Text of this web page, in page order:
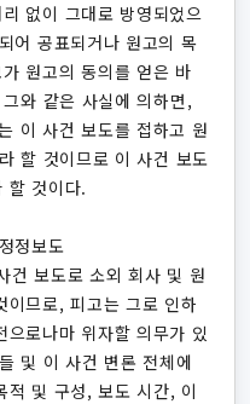
없이 그대로 방영되었으
어 공표되거나 원고의 목
원고의 동의를 얻은 바
와 같은 사실에 의하면,
이 사건 보도를 접하고 원
할 것이므로 이 사건 보도
할 것이다.
정보도
건 보도로 소외 회사 및 원
이므로, 피고는 그로 인하
로나마 위자할 의무가 있
및 이 사건 변론 전체에
적 및 구성, 보도 시간, 이